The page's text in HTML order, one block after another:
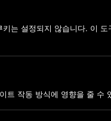
는 설정되지 않습니다. 이 도
트 작동 방식에 영향을 줄 수